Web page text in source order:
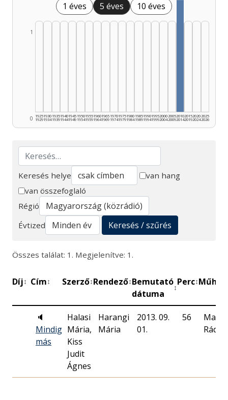
1 éves 5 éves 10 éves
0
1
1925
1929
1930
1934
1935
1939
1940
1944
1945
1949
1950
1954
1955
1959
1960
1964
1965
1969
1970
1974
1975
1979
1980
1984
1985
1989
1990
1994
1995
1999
2000
2004
2005
2009
2010
2014
2015
2019
2020
2024
2025
2026
Keresés
Keresés helye
van hang
van összefoglaló
Régió
Évtized
Keresés / szűrés
Összes találat: 1. Megjelenítve: 1.
Díj↕ Cím↕ Szerző↕Rendező↕Bemutató
dátuma
↕
Perc↕
🔈
Mindig
más
Halasi
Mária,
Kiss
Judit
Ágnes
Harangi
Mária
2013. 09.
01.
56
Rádió